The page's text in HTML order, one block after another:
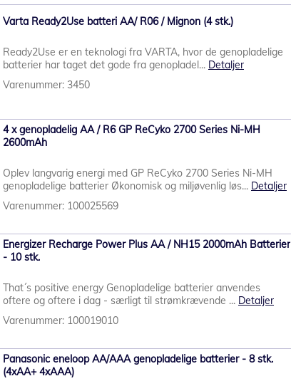
Varta Ready2Use batteri AA/ R06 / Mignon (4 stk.)
Ready2Use er en teknologi fra VARTA, hvor de genopladelige
batterier har taget det gode fra genopladel... Detaljer
Varenummer: 3450
4 x genopladelig AA / R6 GP ReCyko 2700 Series Ni-MH
2600mAh
Oplev langvarig energi med GP ReCyko 2700 Series Ni-MH
genopladelige batterier Økonomisk og miljøvenlig løs... Detaljer
Varenummer: 100025569
Energizer Recharge Power Plus AA / NH15 2000mAh Batterier
- 10 stk.
That´s positive energy Genopladelige batterier anvendes
oftere og oftere i dag - særligt til strømkrævende ... Detaljer
Varenummer: 100019010
Panasonic eneloop AA/AAA genopladelige batterier - 8 stk.
(4xAA+ 4xAAA)